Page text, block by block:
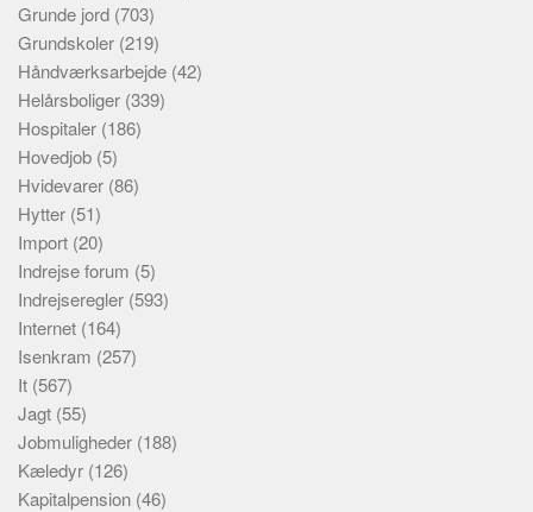
Grunde jord (703)
Grundskoler (219)
Håndværksarbejde (42)
Helårsboliger (339)
Hospitaler (186)
Hovedjob (5)
Hvidevarer (86)
Hytter (51)
Import (20)
Indrejse forum (5)
Indrejseregler (593)
Internet (164)
Isenkram (257)
It (567)
Jagt (55)
Jobmuligheder (188)
Kæledyr (126)
Kapitalpension (46)